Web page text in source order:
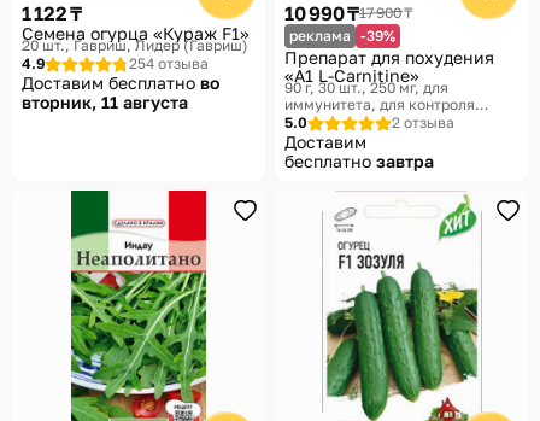
1 122 ₸
Семена огурца «Кураж F1»
20 шт. Гавриш, Лидер (Гавриш)
4.9
254 отзыва
Доставим бесплатно во
вторник, 11 августа
10 990 ₸17 900 ₸
реклама -39%
Препарат для похудения
«A1 L-Carnitine»
90 г, 30 шт., 250 мг, для
иммунитета, для контроля
аппетита HHS
5.0 2 отзыва
Доставим
бесплатно завтра